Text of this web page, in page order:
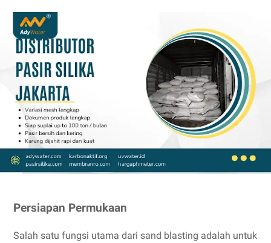
Persiapan Permukaan
Salah satu fungsi utama dari sand blasting adalah untuk